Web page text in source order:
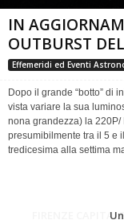
IN
OUTBURST
Effemeridi ed Eventi
Dopo il grande “botto” di
vista variare la sua
nona grandezza) la
presumibilmente tra il 5 e
tredicesima alla settima